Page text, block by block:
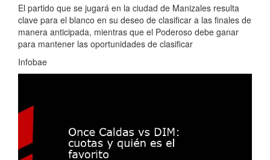
El partido que se jugará en la ciudad de Manizales resulta
clave para el blanco en su deseo de clasificar a las finales de
manera anticipada, mientras que el Poderoso debe ganar
para mantener las oportunidades de clasificar
Infobae